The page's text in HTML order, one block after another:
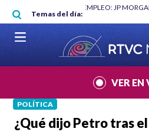
Pasar al contenido principal
Temas del día:
MÍNIMO NO DESTRUYÓ EMPLEO: JP
MUNDIAL 2026
|
VER EN
POLÍTICA
¿Qué dijo Petro tras